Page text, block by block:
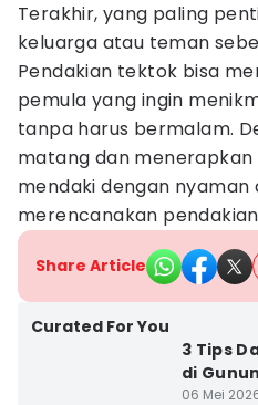
Terakhir, yang paling
keluarga atau teman
Pendakian tektok bisa
pemula yang ingin
tanpa harus bermalam.
matang dan menerapkan
mendaki dengan nyaman
merencanakan
Share Article
Curated For You
3 Tips
di
06 Mei